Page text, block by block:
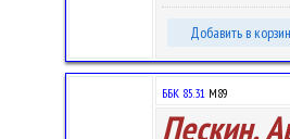
Добавить в
ББК 85.31 М89
Пескин,